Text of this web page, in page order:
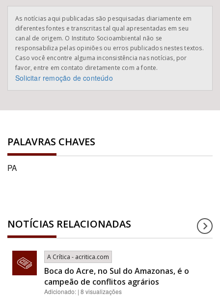
As notícias aqui publicadas são pesquisadas diariamente em
diferentes fontes e transcritas tal qual apresentadas em seu
canal de origem. O Instituto Socioambiental não se
responsabiliza pelas opiniões ou erros publicados nestes textos.
Caso você encontre alguma inconsistência nas notícias, por
favor, entre em contato diretamente com a fonte.
Solicitar remoção de conteúdo
PALAVRAS CHAVES
PA
NOTÍCIAS RELACIONADAS
A Crítica - acritica.com
Boca do Acre, no Sul do Amazonas, é o
campeão de conflitos agrários
Adicionado: | 8 visualizações